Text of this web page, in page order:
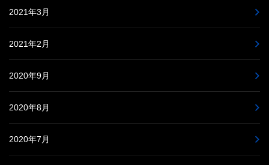
2021年3月
2021年2月
2020年9月
2020年8月
2020年7月